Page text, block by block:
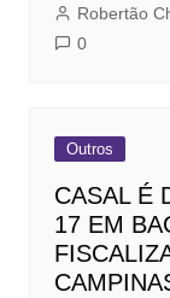
Robertão
0
Outros
CASAL É
17 EM